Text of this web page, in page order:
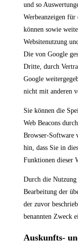
und so
Werbeanzeigen
können sowie
Websitenutzung
Die von Google
Dritte, durch
Google
nicht mit anderen
Sie können die
Web Beacons
Browser-Software
hin, dass Sie in
Funktionen dieser
Durch die Nutzung
Bearbeitung der
der zuvor
benannten Zweck
Auskunfts-